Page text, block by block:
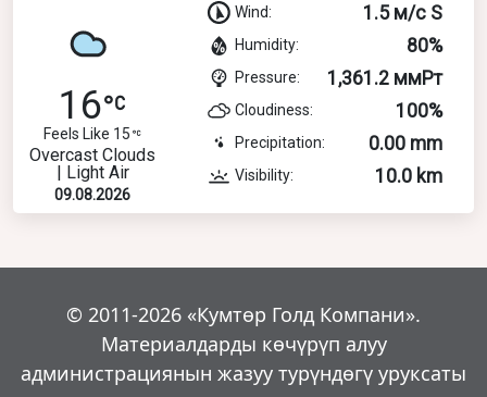
16
Feels Like 15
Overcast Clouds
| Light Air
09.08.2026
Wind: 1.5 м/с S
Humidity: 80%
Pressure: 1,361.2 ммРт
Cloudiness: 100%
Precipitation: 0.00 mm
Visibility: 10.0 km
© 2011-2026 «Кумтөр Голд Компани».
Материалдарды көчүрүп алуу
администрациянын жазуу турүндөгү уруксаты